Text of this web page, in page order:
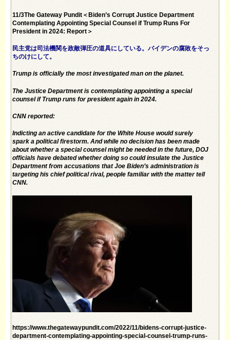
11/3The Gateway Pundit＜Biden’s Corrupt Justice Department
Contemplating Appointing Special Counsel if Trump Runs For
President in 2024: Report＞
民主党は司法機関を政敵弾圧の道具にしている。バイデンの腐敗をそっ
ちのけにして。
Trump is officially the most investigated man on the planet.
The Justice Department is contemplating appointing a special
counsel if Trump runs for president again in 2024.
CNN reported:
Indicting an active candidate for the White House would surely
spark a political firestorm. And while no decision has been made
about whether a special counsel might be needed in the future, DOJ
officials have debated whether doing so could insulate the Justice
Department from accusations that Joe Biden’s administration is
targeting his chief political rival, people familiar with the matter tell
CNN.
https://www.thegatewaypundit.com/2022/11/bidens-corrupt-justice-
department-contemplating-appointing-special-counsel-trump-runs-